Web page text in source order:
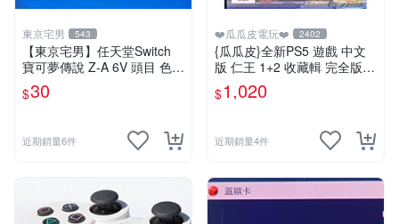
東京宅男 543
【東京宅男】任天堂Switch
寶可夢傳說 Z-A 6V 頭目 色違
沙奈朵
$30
近期銷量6件
❤️瓜瓜皮電玩❤️ 2402
{瓜瓜皮}全新PS5 遊戲 中文
版 仁王 1+2 收藏輯 完全版
(遊戲都能回收)
$1,020
近期銷量4件